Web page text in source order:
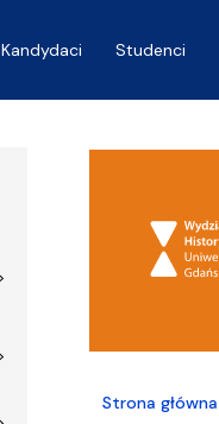
Kandydaci
Studenci
Strona główna